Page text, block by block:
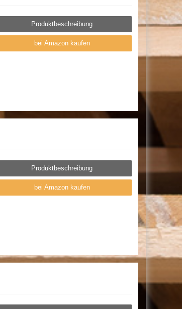
Produktbeschreibung
bei Amazon kaufen
Produktbeschreibung
bei Amazon kaufen